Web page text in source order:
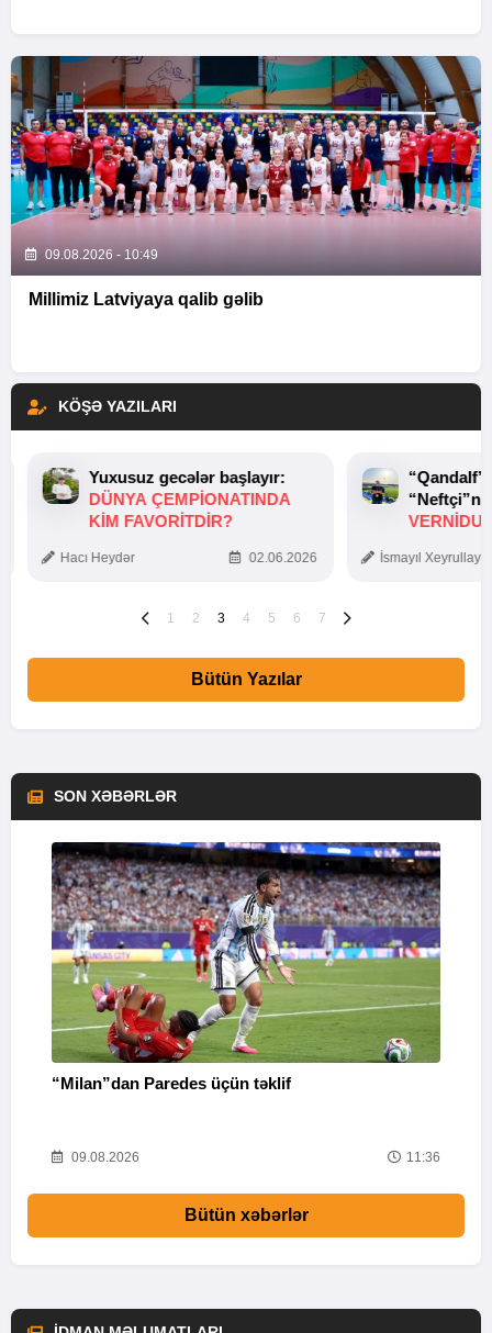
09.08.2026 - 10:49
Millimiz Latviyaya qalib gəlib
KÖŞƏ YAZILARI
Yuxusuz gecələr başlayır:
DÜNYA ÇEMPIONATINDA
KIM FAVORITDIR?
Hacı Heydər 02.06.2026 İsmayıl
1 2 3 4 5 6 7
Bütün Yazılar
SON XƏBƏRLƏR
“Milan”dan Paredes üçün təklif
09.08.2026 11:36
Bütün xəbərlər